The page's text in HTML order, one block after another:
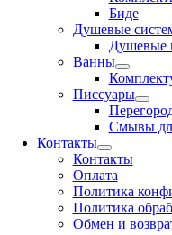
Биде
Душевые
Душевые
Ванны
Писсуары
Смывы
Контакты
Контакты
Оплата
Политика
Политика
Обмен и